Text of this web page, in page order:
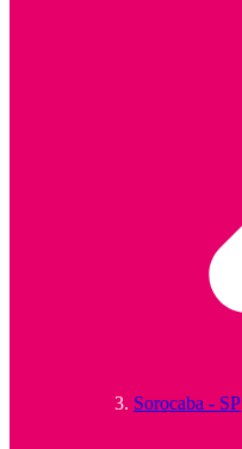
Sorocaba - SP